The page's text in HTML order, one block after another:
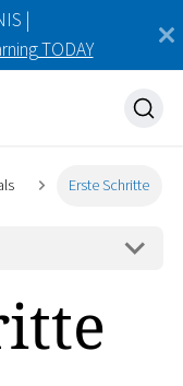
|
TODAY
Erste Schritte